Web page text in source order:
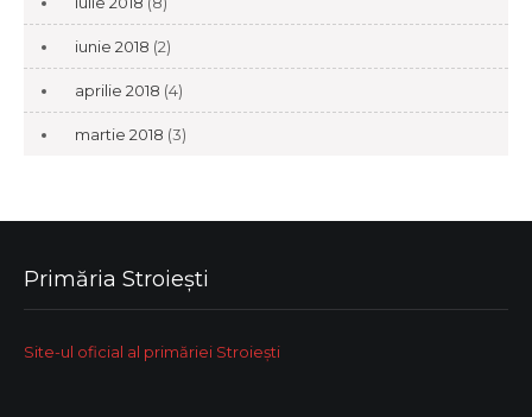
iunie 2018 (2)
aprilie 2018 (4)
martie 2018 (3)
Primăria Stroiești
Site-ul oficial al primăriei Stroiești